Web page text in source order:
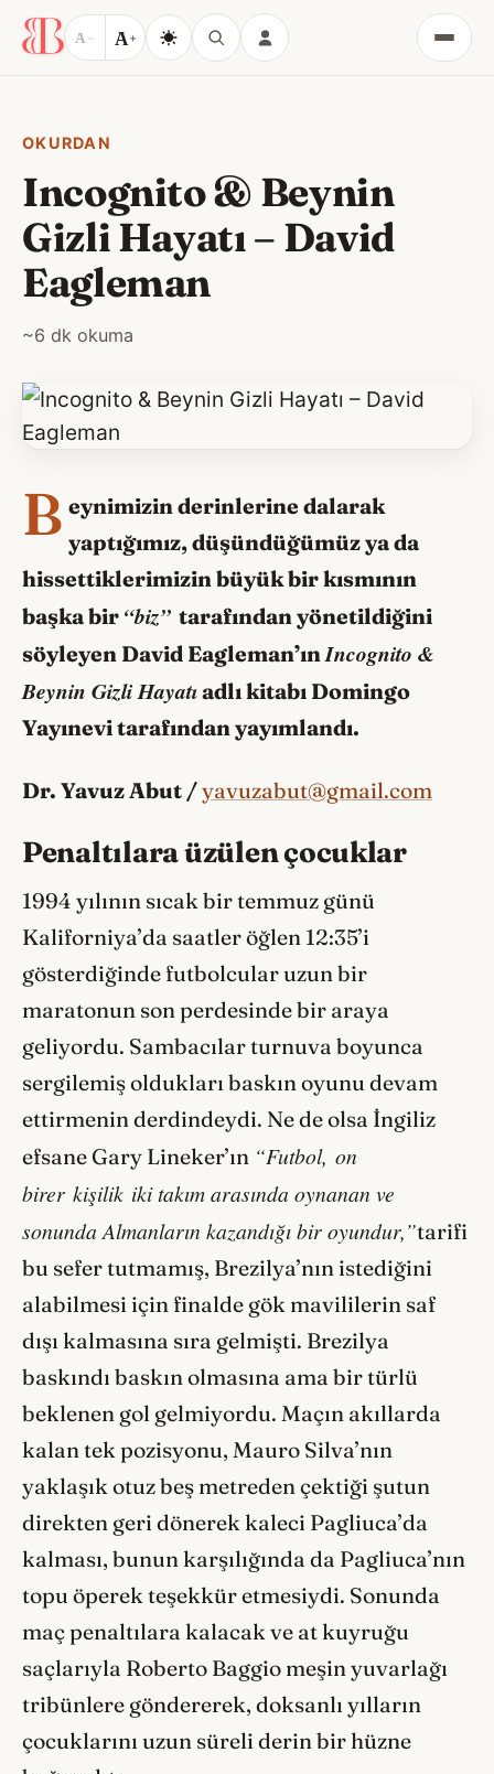
A − A+
Menü
OKURDAN
Incognito & Beynin
Gizli Hayatı – David
Eagleman
~6 dk okuma
B eynimizin derinlerine dalarak
yaptığımız, düşündüğümüz ya da
hissettiklerimizin büyük bir kısmının
başka bir “biz” tarafından yönetildiğini
söyleyen David Eagleman’ınIncognito &
Beynin Gizli Hayatıadlı kitabı Domingo
Yayınevi tarafından yayımlandı.
Dr. Yavuz Abut /yavuzabut@gmail.com
Penaltılara üzülen çocuklar
1994 yılının sıcak bir temmuz günü
Kaliforniya’da saatler öğlen 12:35’i
gösterdiğinde futbolcular uzun bir
maratonun son perdesinde bir araya
geliyordu. Sambacılar turnuva boyunca
sergilemiş oldukları baskın oyunu devam
ettirmenin derdindeydi. Ne de olsa İngiliz
efsane Gary Lineker’ın “Futbol, on
birer kişilik iki takım arasında oynanan ve
sonunda Almanların kazandığı bir oyundur,”tarifi
bu sefer tutmamış, Brezilya’nın istediğini
alabilmesi için finalde gök mavililerin saf
dışı kalmasına sıra gelmişti. Brezilya
baskındı baskın olmasına ama bir türlü
beklenen gol gelmiyordu. Maçın akıllarda
kalan tek pozisyonu, Mauro Silva’nın
yaklaşık otuz beş metreden çektiği şutun
direkten geri dönerek kaleci Pagliuca’da
kalması, bunun karşılığında da Pagliuca’nın
topu öperek teşekkür etmesiydi. Sonunda
maç penaltılara kalacak ve at kuyruğu
saçlarıyla Roberto Baggio meşin yuvarlağı
tribünlere göndererek, doksanlı yılların
çocuklarını uzun süreli derin bir hüzne